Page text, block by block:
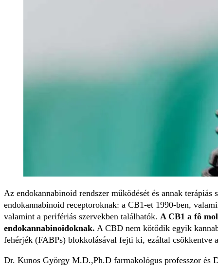
Az endokannabinoid rendszer működését és annak
endokannabinoid receptoroknak: a CB1-et 1990-ben,
valamint a perifériás szervekben találhatók. A CB1 a fô
endokannabinoidoknak. A CBD nem kötődik egyik
fehérjék (FABPs) blokkolásával fejti ki, ezáltal csökkentve
Dr. Kunos György M.D.,Ph.D farmakológus professzor és